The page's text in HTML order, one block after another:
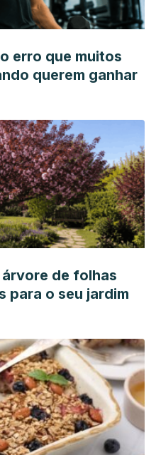
erro que muitos
querem ganhar
de folhas
para o seu jardim